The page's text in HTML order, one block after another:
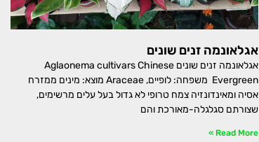
אגלאונמה זנים שונים
אגלאונמה זנים שונים Aglaonema cultivars Chinese
Evergreen משפחה: לופיים, Araceae מוצא: מינים ממזרח
אסיה ומאינדונזיה צמח טרופי לא גדול בעל עלים מרשימים,
שצורתם סגלגלה-מאורכת והם
Read More »